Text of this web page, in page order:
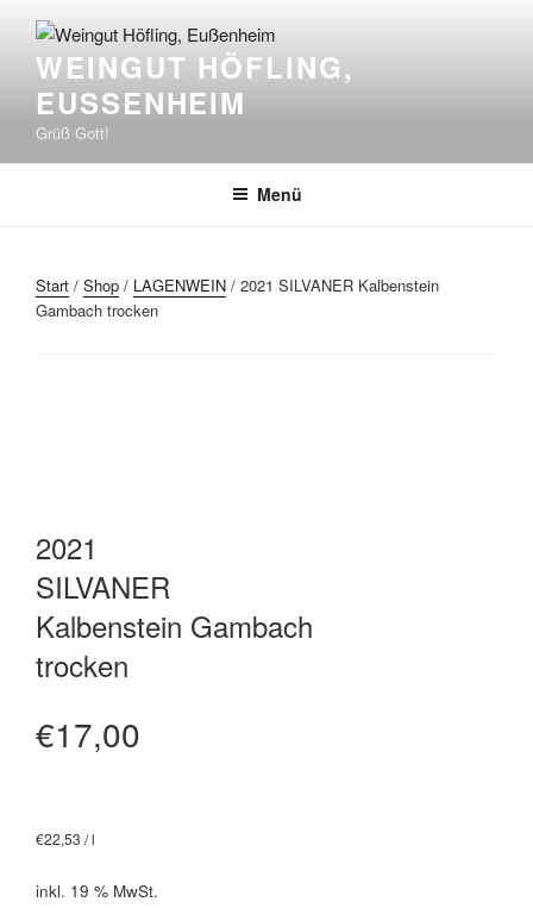
Inhalt
springenWEINGUT HÖFLING,
EUSSENHEIM
Grüß Gott!
Menü
Start / Shop / LAGENWEIN / 2021 SILVANER Kalbenstein
Gambach trocken
2021
SILVANER
Kalbenstein Gambach
trocken
€17,00
€22,53 /l
inkl. 19 % MwSt.